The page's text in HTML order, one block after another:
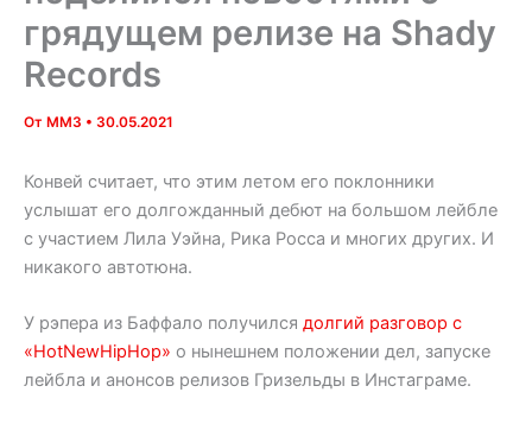
грядущем релизе на Shady
Records
От MM3 • 30.05.2021
Конвей считает, что этим летом его поклонники
услышат его долгожданный дебют на большом лейбле
с участием Лила Уэйна, Рика Росса и многих других. И
никакого автотюна.
У рэпера из Баффало получился долгий разговор с
«HotNewHipHop» о нынешнем положении дел, запуске
лейбла и анонсов релизов Гризельды в Инстаграме.